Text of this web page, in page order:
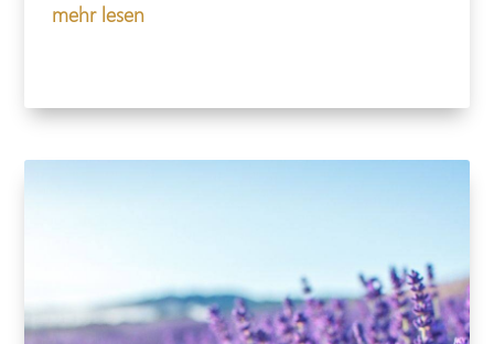
mehr lesen